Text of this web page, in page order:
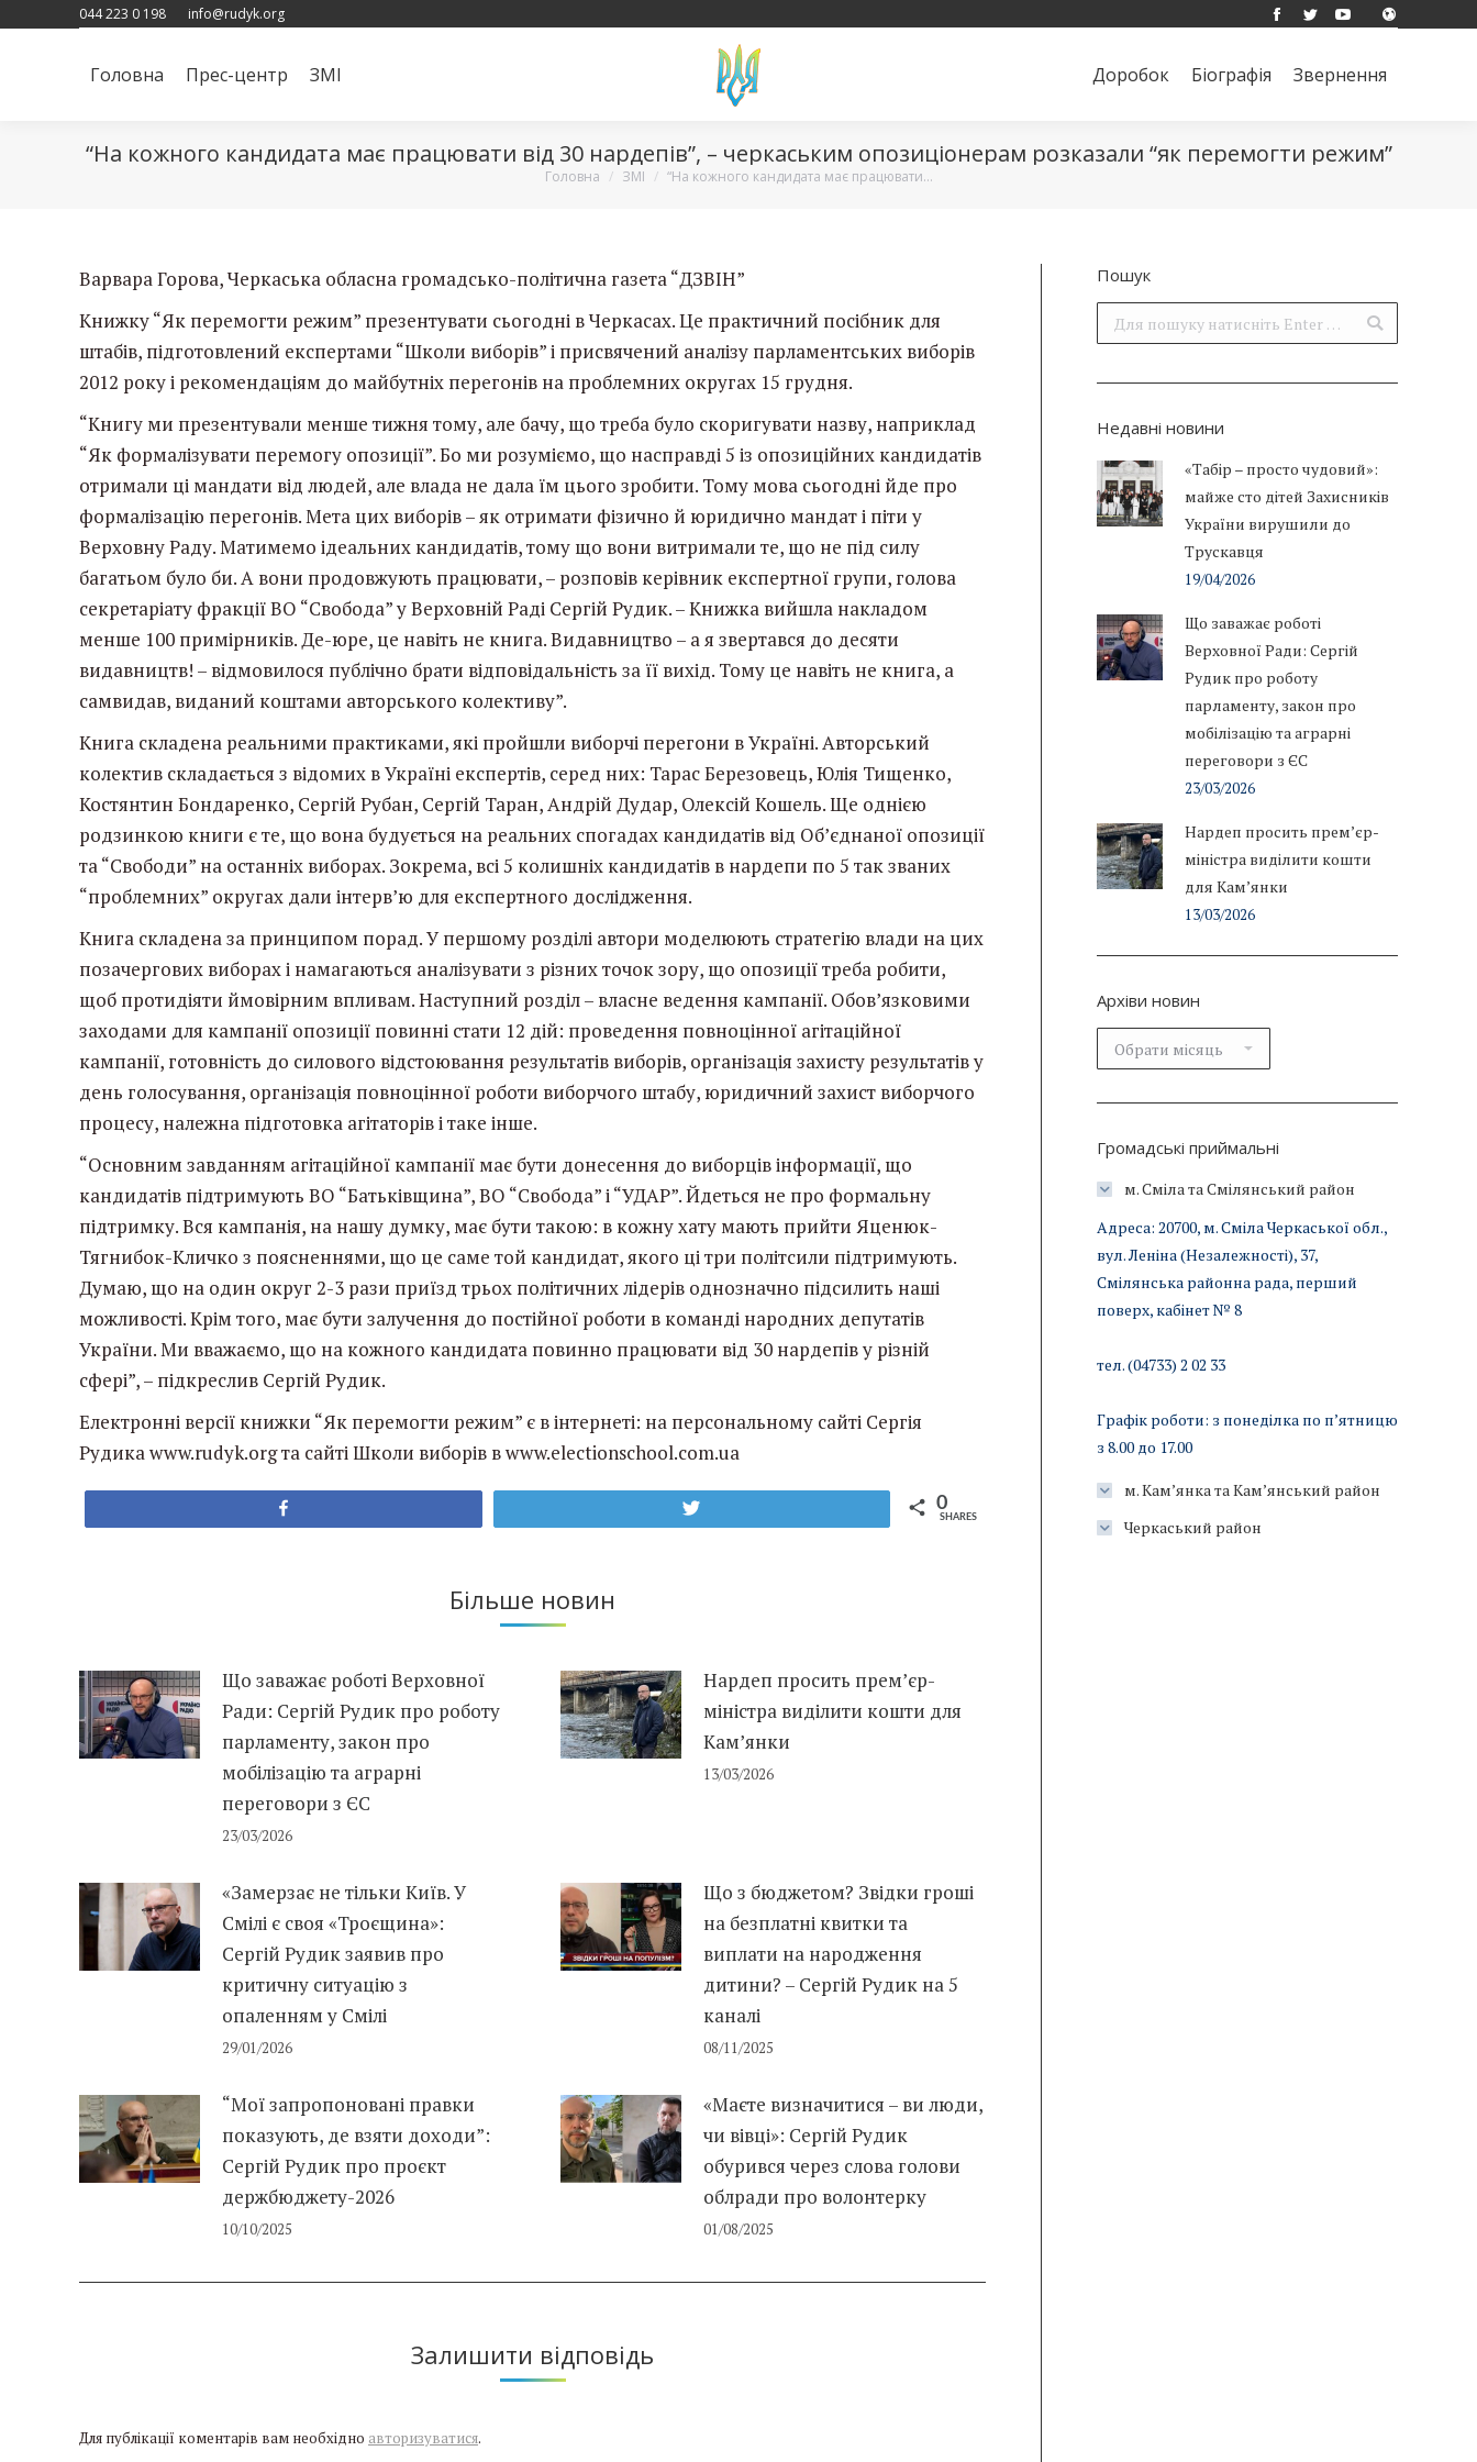
044 223 0 198 info@rudyk.org
Facebook
TwitterYouTube
Головна Прес-центр ЗМІ Доробок Біографія Звернення
“На кожного кандидата має працювати від 30 нардепів”, – черкаським опозиціонерам розказали “як перемогти режим”
Вы здесь:
Головна ЗМІ “На кожного кандидата має працювати…
Варвара Горова, Черкаська обласна громадсько-політична газета “ДЗВІН”
Книжку “Як перемогти режим” презентувати сьогодні в Черкасах. Це практичний посібник для
штабів, підготовлений експертами “Школи виборів” і присвячений аналізу парламентських виборів
2012 року і рекомендаціям до майбутніх перегонів на проблемних округах 15 грудня.
“Книгу ми презентували менше тижня тому, але бачу, що треба було скоригувати назву, наприклад
“Як формалізувати перемогу опозиції”. Бо ми розуміємо, що насправді 5 із опозиційних кандидатів
отримали ці мандати від людей, але влада не дала їм цього зробити. Тому мова сьогодні йде про
формалізацію перегонів. Мета цих виборів – як отримати фізично й юридично мандат і піти у
Верховну Раду. Матимемо ідеальних кандидатів, тому що вони витримали те, що не під силу
багатьом було би. А вони продовжують працювати, – розповів керівник експертної групи, голова
секретаріату фракції ВО “Свобода” у Верховній Раді Сергій Рудик. – Книжка вийшла накладом
менше 100 примірників. Де-юре, це навіть не книга. Видавництво – а я звертався до десяти
видавництв! – відмовилося публічно брати відповідальність за її вихід. Тому це навіть не книга, а
самвидав, виданий коштами авторського колективу”.
Книга складена реальними практиками, які пройшли виборчі перегони в Україні. Авторський
колектив складається з відомих в Україні експертів, серед них: Тарас Березовець, Юлія Тищенко,
Костянтин Бондаренко, Сергій Рубан, Сергій Таран, Андрій Дудар, Олексій Кошель. Ще однією
родзинкою книги є те, що вона будується на реальних спогадах кандидатів від Об’єднаної опозиції
та “Свободи” на останніх виборах. Зокрема, всі 5 колишніх кандидатів в нардепи по 5 так званих
“проблемних” округах дали інтерв’ю для експертного дослідження.
Книга складена за принципом порад. У першому розділі автори моделюють стратегію влади на цих
позачергових виборах і намагаються аналізувати з різних точок зору, що опозиції треба робити,
щоб протидіяти ймовірним впливам. Наступний розділ – власне ведення кампанії. Обов’язковими
заходами для кампанії опозиції повинні стати 12 дій: проведення повноцінної агітаційної
кампанії, готовність до силового відстоювання результатів виборів, організація захисту результатів у
день голосування, організація повноцінної роботи виборчого штабу, юридичний захист виборчого
процесу, належна підготовка агітаторів і таке інше.
“Основним завданням агітаційної кампанії має бути донесення до виборців інформації, що
кандидатів підтримують ВО “Батьківщина”, ВО “Свобода” і “УДАР”. Йдеться не про формальну
підтримку. Вся кампанія, на нашу думку, має бути такою: в кожну хату мають прийти Яценюк-
Тягнибок-Кличко з поясненнями, що це саме той кандидат, якого ці три політсили підтримують.
Думаю, що на один округ 2-3 рази приїзд трьох політичних лідерів однозначно підсилить наші
можливості. Крім того, має бути залучення до постійної роботи в команді народних депутатів
України. Ми вважаємо, що на кожного кандидата повинно працювати від 30 нардепів у різній
сфері”, – підкреслив Сергій Рудик.
Електронні версії книжки “Як перемогти режим” є в інтернеті: на персональному сайті Сергія
Рудика www.rudyk.org та сайті Школи виборів в www.electionschool.com.ua
0
SHARES
Більше новин
Що заважає роботі Верховної
Ради: Сергій Рудик про роботу
парламенту, закон про
мобілізацію та аграрні
переговори з ЄС
23/03/2026
Нардеп просить прем’єр-
міністра виділити кошти для
Кам’янки
13/03/2026
«Замерзає не тільки Київ. У
Смілі є своя «Троєщина»:
Сергій Рудик заявив про
критичну ситуацію з
опаленням у Смілі
29/01/2026
Що з бюджетом? Звідки гроші
на безплатні квитки та
виплати на народження
дитини? – Сергій Рудик на 5
каналі
08/11/2025
“Мої запропоновані правки
показують, де взяти доходи”:
Сергій Рудик про проєкт
держбюджету-2026
10/10/2025
«Маєте визначитися – ви люди,
чи вівці»: Сергій Рудик
обурився через слова голови
облради про волонтерку
01/08/2025
Залишити відповідь
Для публікації коментарів вам необхідно авторизуватися.
Пошук
Поиск:
Недавні новини
«Табір – просто чудовий»:
майже сто дітей Захисників
України вирушили до
Трускавця
19/04/2026
Що заважає роботі
Верховної Ради: Сергій
Рудик про роботу
парламенту, закон про
мобілізацію та аграрні
переговори з ЄС
23/03/2026
Нардеп просить прем’єр-
міністра виділити кошти
для Кам’янки
13/03/2026
Архіви новин
Архіви
новин
Громадські приймальні
м. Сміла та Смілянський район
Адреса: 20700, м. Сміла Черкаської обл.,
вул. Леніна (Незалежності), 37,
Смілянська районна рада, перший
поверх, кабінет № 8
тел. (04733) 2 02 33
Графік роботи: з понеділка по п’ятницю
з 8.00 до 17.00
м. Кам’янка та Кам’янський район
Черкаський район
Головна Прес-центр ЗМІ Доробок Біографія Звернення